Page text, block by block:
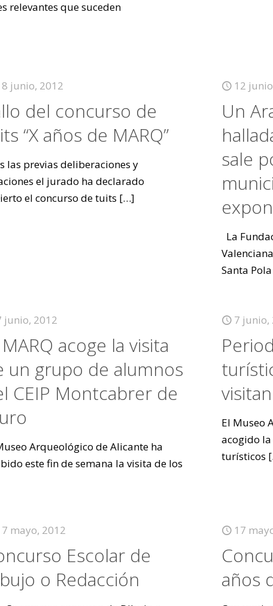
relevantes que suceden
junio, 2012
del concurso de
“X años de MARQ”
las previas deliberaciones y
el jurado ha declarado
el concurso de tuits […]
12
Un
sale
La
Santa
junio, 2012
acoge la visita
un grupo de alumnos
CEIP Montcabrer de
Arqueológico de Alicante ha
este fin de semana la visita de los
7 junio,
El Museo
acogido
turísticos
mayo, 2012
Escolar de
o Redacción
17
años